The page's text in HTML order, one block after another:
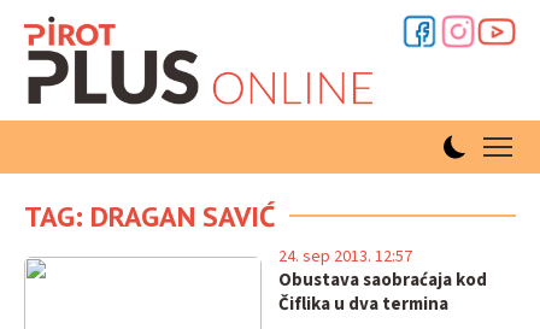
TAG: DRAGAN SAVIĆ
Obustava saobraćaja kod
Čiflika u dva termina
24. sep 2013. 12:57